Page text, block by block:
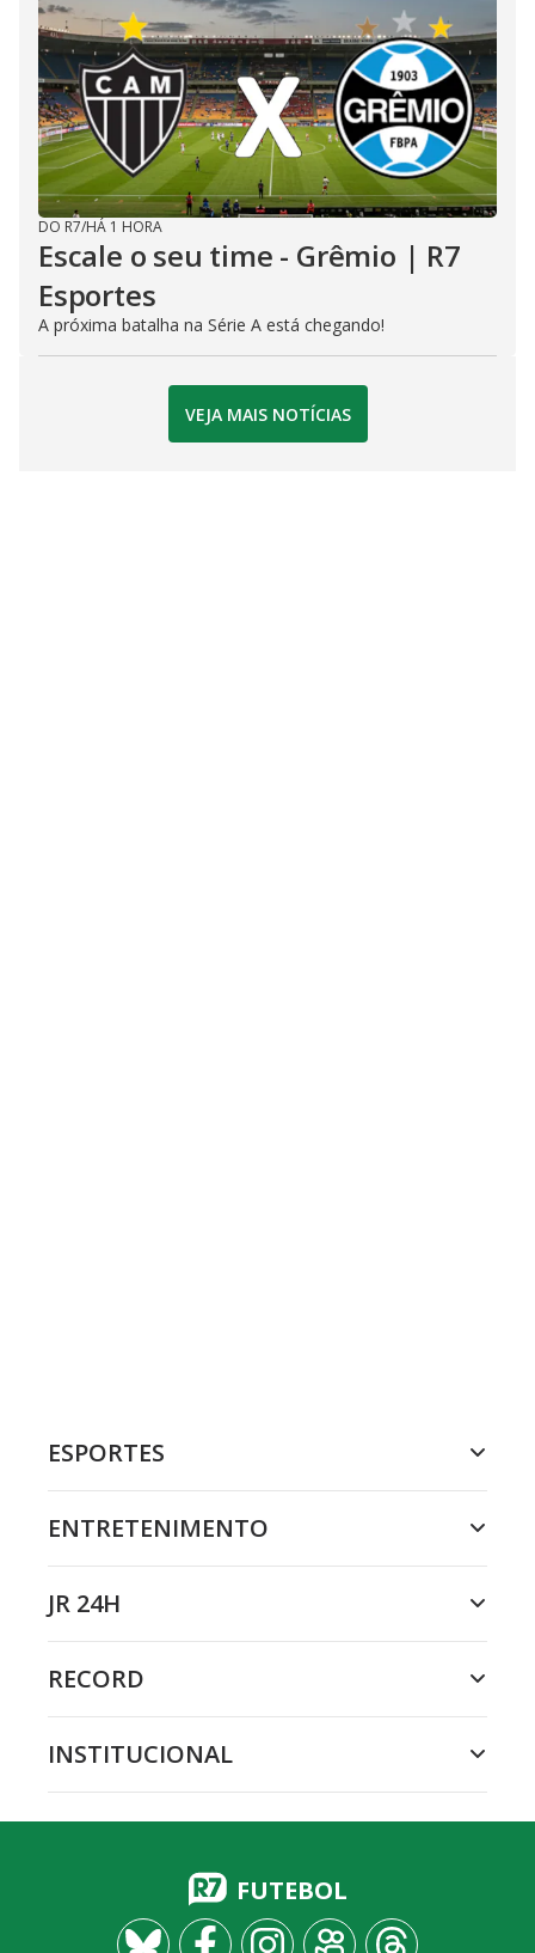
DO R7/HÁ 1 HORA
Escale o seu time - Grêmio | R7
Esportes
A próxima batalha na Série A está chegando!
VEJA MAIS NOTÍCIAS
ESPORTES
ENTRETENIMENTO
JR 24H
RECORD
INSTITUCIONAL
FUTEBOL